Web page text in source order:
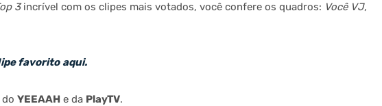
3incrível com os clipes mais votados, você confere os quadros: Você VJ,
favorito aqui.
YEEAAH e da PlayTV.